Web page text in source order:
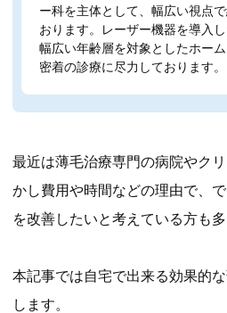
ー科を主体として、幅広い視点
おります。レーザー機器を導入
幅広い年齢層を対象としたホー
密着の診療に尽力しております。
最近は薄毛治療専門の病院やク
かし費用や時間などの理由で、
を改善したいと考えている方も多
本記事では自宅で出来る効果的
します。